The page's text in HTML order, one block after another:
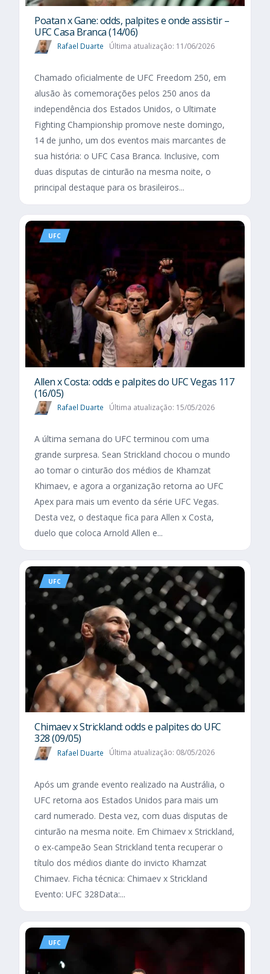
Poatan x Gane: odds, palpites e onde assistir –
UFC Casa Branca (14/06)
Rafael Duarte Última atualização: 11/06/2026
Chamado oficialmente de UFC Freedom 250, em
alusão às comemorações pelos 250 anos da
independência dos Estados Unidos, o Ultimate
Fighting Championship promove neste domingo,
14 de junho, um dos eventos mais marcantes de
sua história: o UFC Casa Branca. Inclusive, com
duas disputas de cinturão na mesma noite, o
principal destaque para os brasileiros...
UFC
Allen x Costa: odds e palpites do UFC Vegas 117
(16/05)
Rafael Duarte Última atualização: 15/05/2026
A última semana do UFC terminou com uma
grande surpresa. Sean Strickland chocou o mundo
ao tomar o cinturão dos médios de Khamzat
Khimaev, e agora a organização retorna ao UFC
Apex para mais um evento da série UFC Vegas.
Desta vez, o destaque fica para Allen x Costa,
duelo que coloca Arnold Allen e...
UFC
Chimaev x Strickland: odds e palpites do UFC
328 (09/05)
Rafael Duarte Última atualização: 08/05/2026
Após um grande evento realizado na Austrália, o
UFC retorna aos Estados Unidos para mais um
card numerado. Desta vez, com duas disputas de
cinturão na mesma noite. Em Chimaev x Strickland,
o ex-campeão Sean Strickland tenta recuperar o
título dos médios diante do invicto Khamzat
Chimaev. Ficha técnica: Chimaev x Strickland
Evento: UFC 328Data:...
UFC